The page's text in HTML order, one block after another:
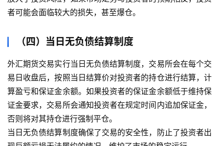
者可能会面临较大的损失，甚至爆仓。
（四）当日无负债结算制度
外汇期货交易实行当日无负债结算制度，交易所会在每个交
易日收盘后，按照当日结算价对投资者的持仓进行结算，计
算盈亏和保证金余额。如果投资者的保证金余额低于维持保
证金要求，交易所会通知投资者在规定时间内追加保证金，
否则将对其持仓进行强制平仓。
当日无负债结算制度确保了交易的安全性，防止了投资者出